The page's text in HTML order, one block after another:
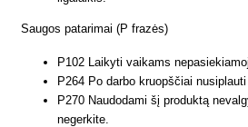
Saugos patarimai (P frazės)
P102 Laikyti vaikams
P264 Po darbo kruopščiai
P270 Naudodami šį produktą
negerkite.